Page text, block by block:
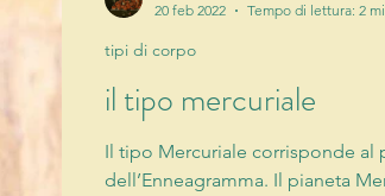
il tipo mercuriale
Il tipo Mercuriale corrisponde al
dell’Enneagramma. Il pianeta
tipi di corpo
20 feb 2022
Tempo di lettura: 2